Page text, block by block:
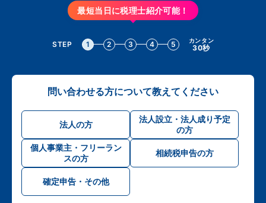
最短当日に税理士紹介可能！
STEP 1 2 3 4 5 カンタン
30秒
問い合わせる方について教えてください
法人の方
法人設立・法人成り予定
の方
個人事業主・フリーラン
スの方
相続税申告の方
確定申告・その他